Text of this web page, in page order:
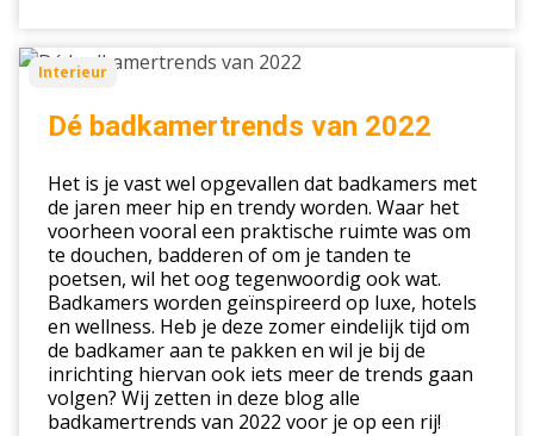
DéInterieur
Dé badkamertrends van 2022
Het is je vast wel opgevallen dat badkamers met
de jaren meer hip en trendy worden. Waar het
voorheen vooral een praktische ruimte was om
te douchen, badderen of om je tanden te
poetsen, wil het oog tegenwoordig ook wat.
Badkamers worden geïnspireerd op luxe, hotels
en wellness. Heb je deze zomer eindelijk tijd om
de badkamer aan te pakken en wil je bij de
inrichting hiervan ook iets meer de trends gaan
volgen? Wij zetten in deze blog alle
badkamertrends van 2022 voor je op een rij!